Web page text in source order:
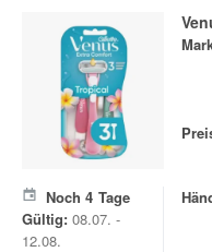
Noch 4 Tage
Gültig: 08.07. -
12.08.